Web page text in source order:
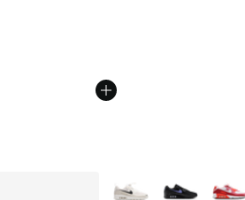
Meer kleuren